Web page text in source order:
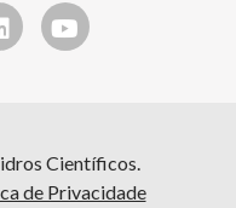
Científicos.
de Privacidade